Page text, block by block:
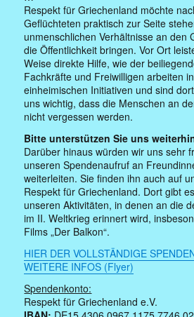
Respekt für Griechenland möchte
Geflüchteten praktisch zur Seite
unmenschlichen Verhältnisse an den
die Öffentlichkeit bringen. Vor Ort
Weise direkte Hilfe, wie der
Fachkräfte und Freiwilligen arbeiten
einheimischen Initiativen und sind
uns wichtig, dass die Menschen an
nicht vergessen werden.
Bitte unterstützen Sie uns
Darüber hinaus würden wir uns sehr
unseren Spendenaufruf an
weiterleiten. Sie finden ihn auch auf
Respekt für Griechenland. Dort gibt
unseren Aktivitäten, in denen an die
im II. Weltkrieg erinnert wird,
Films „Der Balkon“.
HIER DER VOLLSTÄNDIGE
WEITERE INFOS (Flyer)
Spendenkonto:
Respekt für Griechenland e.V.